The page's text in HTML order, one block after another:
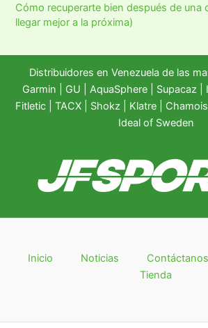
Cómo recuperarte bien después de una
llegar mejor a la próxima)
Distribuidores en Venezuela de las
Garmin
GU AquaSphere| Supacaz |
Fitletic
TACX Shokz Klatre
Ideal of Sweden
Inicio Noticias Contáctanos
Tienda